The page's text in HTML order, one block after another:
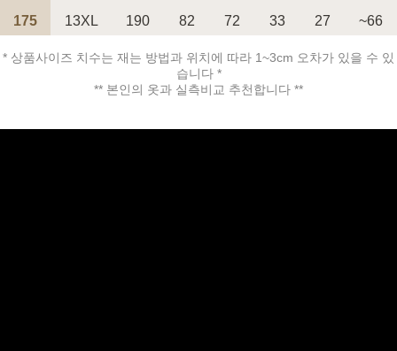
175
13XL 190 82 72 33 27 ~66
* 상품사이즈 치수는 재는 방법과 위치에 따라 1~3cm 오차가 있을 수 있
습니다 *
** 본인의 옷과 실측비교 추천합니다 **